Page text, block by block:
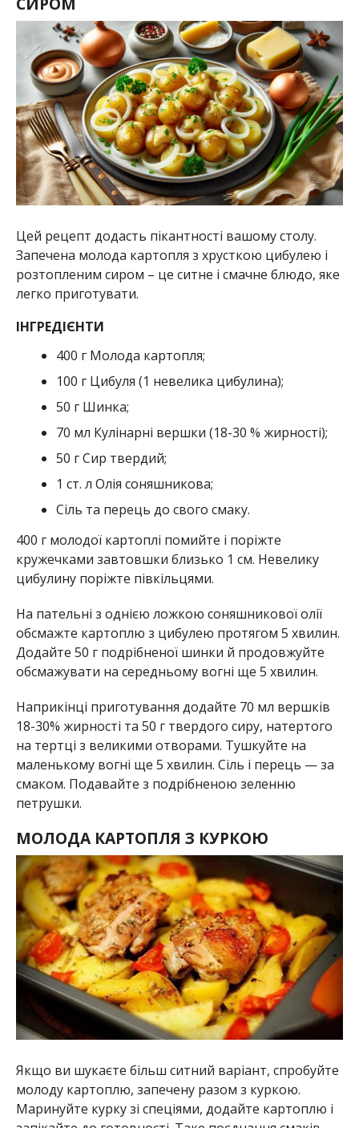
Цей рецепт додасть пікантності вашому столу.
Запечена молода картопля з хрусткою цибулею і
розтопленим сиром – це ситне і смачне блюдо, яке
легко приготувати.
ІНГРЕДІЄНТИ
400 г Молода картопля;
100 г Цибуля (1 невелика цибулина);
50 г Шинка;
70 мл Кулінарні вершки (18-30 % жирності);
50 г Сир твердий;
1 ст. л Олія соняшникова;
Сіль та перець до свого смаку.
400 г молодої картоплі помийте і поріжте
кружечками завтовшки близько 1 см. Невелику
цибулину поріжте півкільцями.
На пательні з однією ложкою соняшникової олії
обсмажте картоплю з цибулею протягом 5 хвилин.
Додайте 50 г подрібненої шинки й продовжуйте
обсмажувати на середньому вогні ще 5 хвилин.
Наприкінці приготування додайте 70 мл вершків
18-30% жирності та 50 г твердого сиру, натертого
на тертці з великими отворами. Тушкуйте на
маленькому вогні ще 5 хвилин. Сіль і перець — за
смаком. Подавайте з подрібненою зеленню
петрушки.
МОЛОДА КАРТОПЛЯ З КУРКОЮ
Якщо ви шукаєте більш ситний варіант, спробуйте
молоду картоплю, запечену разом з куркою.
Маринуйте курку зі спеціями, додайте картоплю і